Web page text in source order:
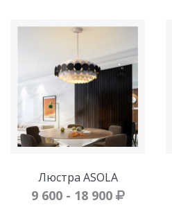
Люстра ASOLA
9 600 - 18 900